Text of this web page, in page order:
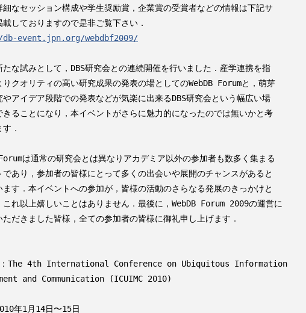
細なセッション構成や学生奨励賞，企業賞の受賞者などの情報は下記サ
event.jpn.org/webdbf2009/
たな試みとして，DBS研究会との連続開催を行いました．産学連携を指
りクオリティの高い研究成果の発表の場としてのWebDB Forumと，萌芽
やアイデア段階での発表などが気楽に出来るDBS研究会という幅広い場
きることになり，本イベントがさらに魅力的になったのでは無いかと考
．
は通常の研究会とは異なりアカデミア以外の参加者も数多く集まる
であり，参加者の皆様にとって多くの出会いや展開のチャンスがあると
ます．本イベントへの参加が，皆様の活動のさらなる発展のきっかけと
これ以上嬉しいことはありません．最後に，WebDB Forum 2009の運営に
ただきました皆様，全ての参加者の皆様に御礼申し上げます．
：The 4th International Conference on Ubiquitous Information
and Communication (ICUIMC 2010)
年1月14日〜15日